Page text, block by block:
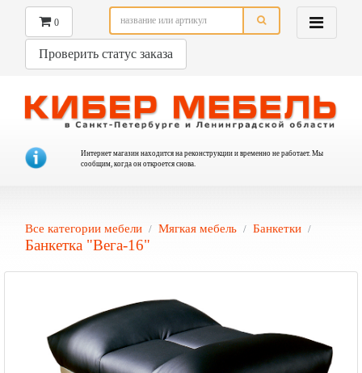
0
Проверить статус заказа
Интернет магазин находится на реконструкции и временно не работает. Мы
сообщим, когда он откроется снова.
Все категории мебели Мягкая мебель Банкетки
Банкетка "Вега-16"